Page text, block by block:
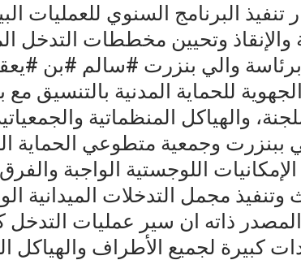
تنفيذ البرنامج السنوي للعمليات
والإنقاذ وتحيين مخططات التدخل
برئاسة والي بنزرت #سالم #بن
الجهوية للحماية المدنية بالتنسيق
والهياكل المنظماتية
ببنزرت وجمعية متطوعي الحماية
اللوجستية الواجبة
وتنفيذ مجمل التدخلات الميدانية
ذاته ان سير عمليات
كبيرة لجميع الأطراف والهياكل